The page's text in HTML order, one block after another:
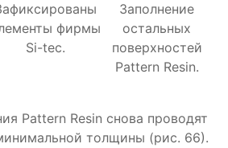
фирмы
Si-tec.
Заполнение
остальных
поверхностей
Pattern Resin.
Pattern Resin снова проводят
толщины (рис. 66).